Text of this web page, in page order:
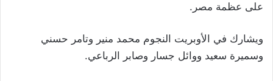
على عظمة مصر.
ويشارك في الأوبريت النجوم محمد منير وتامر حسني
وسميرة سعيد ووائل جسار وصابر الرباعي.